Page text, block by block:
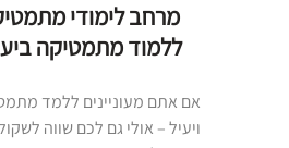
מרחב לימודי
ללמוד מתמטיקה
אם אתם מעוניינים ללמד
ויעיל – אולי גם לכם שווה